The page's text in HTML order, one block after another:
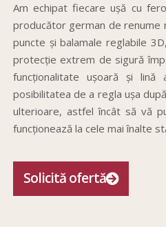
Am echipat fiecare ușă cu
producător german de renume
puncte și balamale reglabile
protecție extrem de sigură
funcționalitate ușoară și
posibilitatea de a regla ușa
ulterioare, astfel încât să vă
funcționează la cele mai înalte
Solicită ofertă